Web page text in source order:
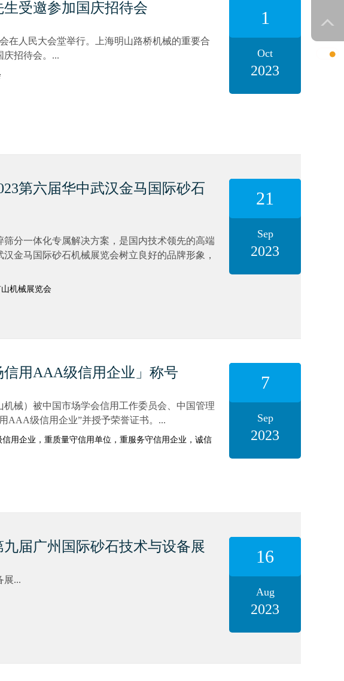
受邀参加国庆招待会
在人民大会堂举行。上海明山路桥机械的重要合
招待会。...
1
Oct
2023
第六届华中武汉金马国际砂石
分一体化专属解决方案，是国内技术领先的高端
金马国际砂石机械展览会树立良好的品牌形象，
机械展览会
21
Sep
2023
用AAA级信用企业」称号
械）被中国市场学会信用工作委员会、中国管理
AAA级信用企业”并授予荣誉证书。...
用企业，重质量守信用单位，重服务守信用企业，诚信
7
Sep
2023
届广州国际砂石技术与设备展
展...
16
Aug
2023